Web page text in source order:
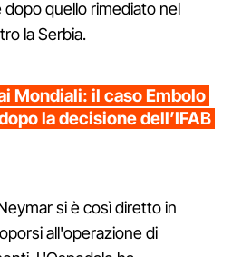
quello rimediato nel
la Serbia.
Mondiali: il caso Embolo
la decisione dell’IFAB
si è così diretto in
all'operazione di